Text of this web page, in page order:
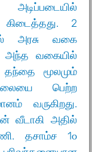
2
அரசு வகை
அந்த வகையில்
தந்தை மூலமும்
பெற்ற
வருகிறது.
வீடாகி அதில்
தசாம்ச 1௦